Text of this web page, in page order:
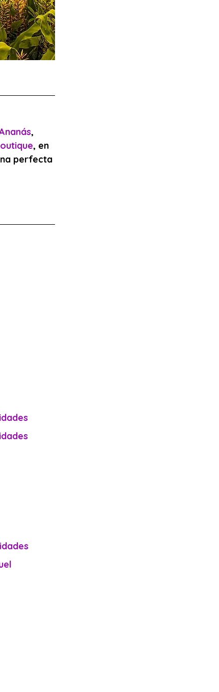
,
, en
perfecta